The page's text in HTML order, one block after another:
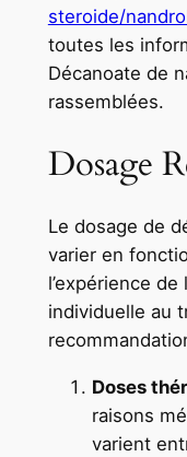
steroide/
toutes les
Décanoate de
rassemblées.
Dosage
Le dosage de
varier en
l’expérience
individuelle au
Doses
raisons
varient